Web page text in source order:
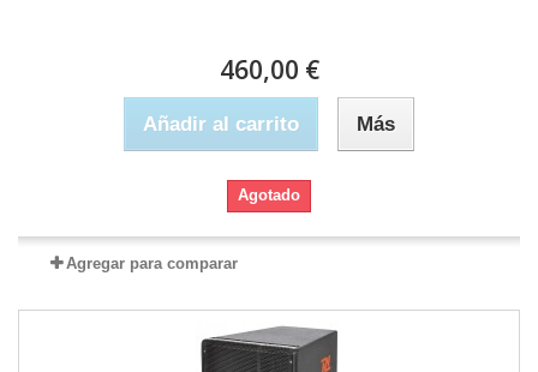
460,00 €
Añadir al carrito Más
Agotado
Agregar para comparar